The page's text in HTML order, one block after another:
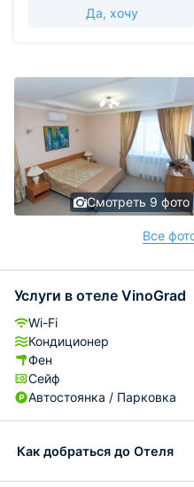
Да, хочу
Смотреть 9 фото
Все
Услуги в отеле VinoGrad
Wi-Fi
Кондиционер
Фен
Сейф
Автостоянка / Парковка
Как добраться до Отеля